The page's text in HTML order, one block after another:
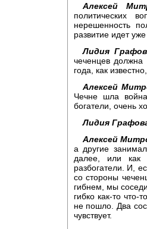
Алексей
политических
нерешенность
развитие идет
Лидия
чеченцев
года, как
Алексей
Чечне шла
богатели, очень
Лидия
Алексей
а другие
далее, или как
разбогатели. И,
со стороны
гибнем, мы
гибко как-то
не пошло. Два
чувствует.